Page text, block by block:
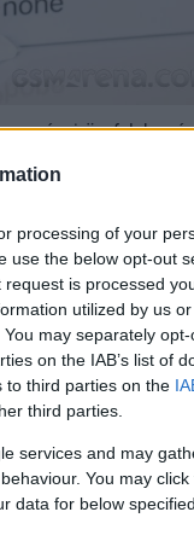
processing of your
use the below opt-out
is processed
utilized by us
may separately
on the IAB’s list of
to third parties on the
third parties.
services and may
You may
data for below
európai ügyfelek
EU-n kívül, de ez
a saját útját, és
és
kábelekkel való
C-re való átállás
új kábeleket